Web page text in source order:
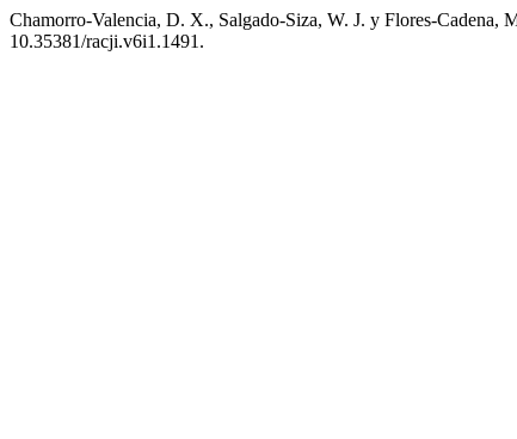
Chamorro-Valencia, D. X., Salgado-Siza, W. J. y Flores-Cadena,
10.35381/racji.v6i1.1491.